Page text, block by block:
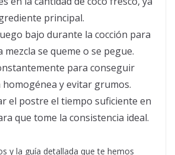
principal.
bajo durante la cocción para
mezcla se queme o se pegue.
para conseguir
y evitar grumos.
el postre el tiempo suficiente en
que tome la consistencia ideal.
y la guía detallada que te hemos